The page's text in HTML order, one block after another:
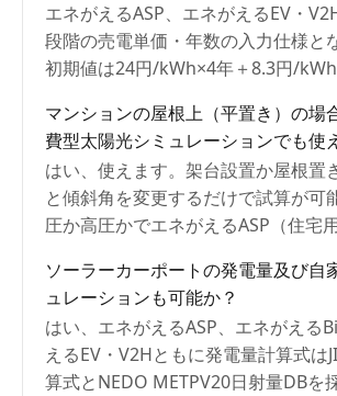
エネがえるASP、エネがえるEV・
段階の売電単価・年数の入力仕様と
初期値は24円/kWh×4年＋8.3円/
は初期投資支援スキーム期間の単価
単価14.6円/kWh×10年＋FIT終了後任
任意の年数で入力いただくとほぼ誤
が可能です。
マンションの屋根上（平置き）の場
費型太陽光シミュレーションでも使
はい、使えます。架台設置か屋根置
と傾斜角を変更するだけで試算が可
圧か高圧かでエネがえるASP（住宅
いたします。
ソーラーカーポートの発電量及び自
ュレーションも可能か？
はい、エネがえるASP、エネがえる
えるEV・V2Hともに発電量計算式は
算式とNEDO METPV20日射量DBを